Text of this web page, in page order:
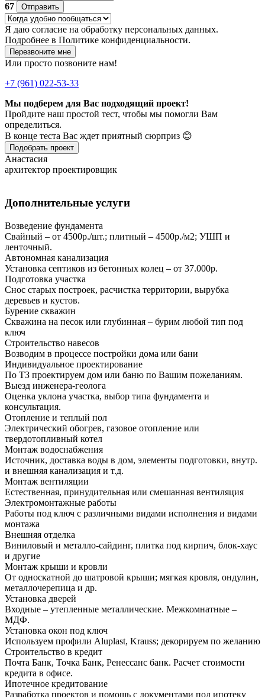
67
Отправить
Я даю согласие на обработку персональных данных.
Подробнее в Политике конфиденциальности.
Перезвоните мне
Или просто позвоните нам!
+7 (961) 022-53-33
Мы подберем для Вас подходящий проект!
Пройдите наш простой тест, чтобы мы помогли Вам
определиться.
В конце теста Вас ждет приятный сюрприз 😊
Подобрать проект
Анастасия
архитектор проектировщик
Дополнительные услуги
Возведение фундамента
Свайный – от 4500р./шт.; плитный – 4500р./м2; УШП и
ленточный.
Автономная канализация
Установка септиков из бетонных колец – от 37.000р.
Подготовка участка
Снос старых построек, расчистка территории, вырубка
деревьев и кустов.
Бурение скважин
Скважина на песок или глубинная – бурим любой тип под
ключ
Строительство навесов
Возводим в процессе постройки дома или бани
Индивидуальное проектирование
По ТЗ проектируем дом или баню по Вашим пожеланиям.
Выезд инженера-геолога
Оценка уклона участка, выбор типа фундамента и
консультация.
Отопление и теплый пол
Электрический обогрев, газовое отопление или
твердотопливный котел
Монтаж водоснабжения
Источник, доставка воды в дом, элементы подготовки, внутр.
и внешняя канализация и т.д.
Монтаж вентиляции
Естественная, принудительная или смешанная вентиляция
Электромонтажные работы
Работы под ключ с различными видами исполнения и видами
монтажа
Внешняя отделка
Виниловый и металло-сайдинг, плитка под кирпич, блок-хаус
и другие
Монтаж крыши и кровли
От односкатной до шатровой крыши; мягкая кровля, ондулин,
металлочерепица и др.
Установка дверей
Входные – утепленные металлические. Межкомнатные –
МДФ.
Установка окон под ключ
Используем профили Aluplast, Krauss; декорируем по желанию
Строительство в кредит
Почта Банк, Точка Банк, Ренессанс банк. Расчет стоимости
кредита в офисе.
Ипотечное кредитование
Разработка проектов и помощь с документами под ипотеку